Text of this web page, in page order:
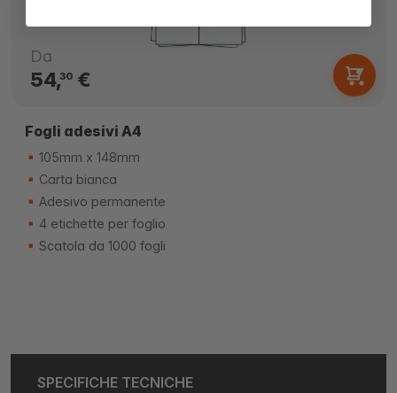
Da
54,30€
Fogli adesivi A4
105mm x 148mm
Carta bianca
Adesivo permanente
4 etichette per foglio
Scatola da 1000 fogli
SPECIFICHE TECNICHE